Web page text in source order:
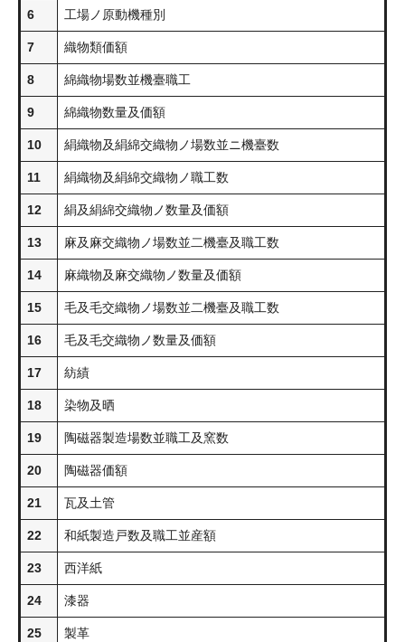
6 工場ノ原動機種別
7 織物類価額
8 綿織物場数並機臺職工
9 綿織物数量及価額
10 絹織物及絹綿交織物ノ場数並ニ機臺数
11 絹織物及絹綿交織物ノ職工数
12 絹及絹綿交織物ノ数量及価額
13 麻及麻交織物ノ場数並二機臺及職工数
14 麻織物及麻交織物ノ数量及価額
15 毛及毛交織物ノ場数並二機臺及職工数
16 毛及毛交織物ノ数量及価額
17 紡績
18 染物及晒
19 陶磁器製造場数並職工及窯数
20 陶磁器価額
21 瓦及土管
22 和紙製造戸数及職工並産額
23 西洋紙
24 漆器
25 製革